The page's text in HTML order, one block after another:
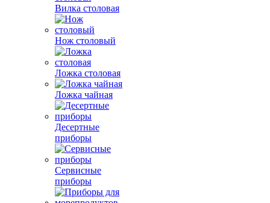
Вилка столовая
Нож столовый
Ложка столовая
Ложка чайная
Десертные
приборы
Сервисные
приборы